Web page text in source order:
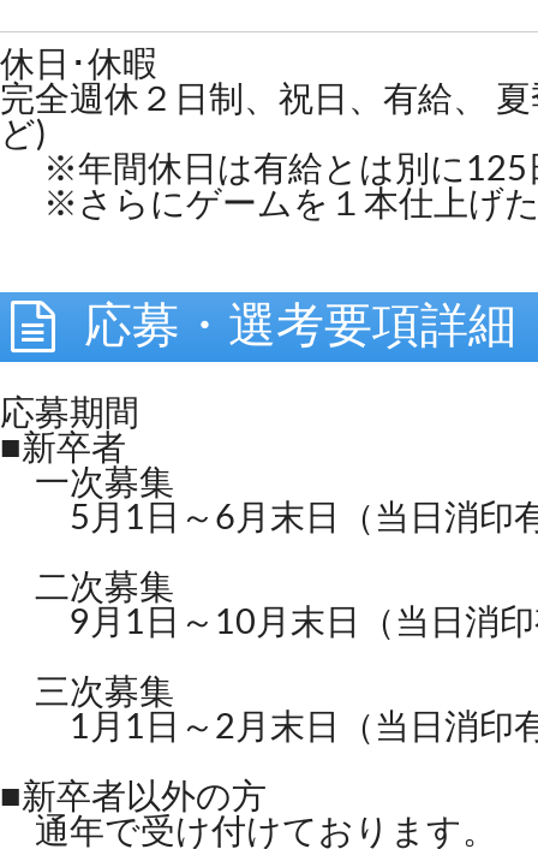
休日･休暇
完全週休２日制、祝日、有給、
ど)
※年間休日は有給とは別に125
※さらにゲームを１本仕上げた
応募・選考要項詳細
応募期間
■新卒者
一次募集
5月1日～6月末日（当日消印
二次募集
9月1日～10月末日（当日消印
三次募集
1月1日～2月末日（当日消印
■新卒者以外の方
通年で受け付けております。